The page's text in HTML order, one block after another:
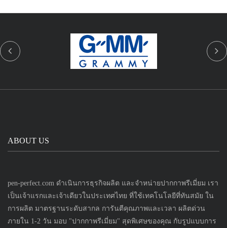
ABOUT US
pen-perfect.com ดำเนินการธุรกิจผลิต และจำหน่ายปากกาพรีเมี่ยม เรา
เป็นเจ้าแรกและเจ้าเดียวในประเทศไทย ที่ใช้เทคโนโลยีที่ทันสมัย ใน
การผลิต มาตรฐานระดับสากล การันตีคุณภาพและเวลา ผลิตด่วน
ภายใน 1-2 วัน มอบ "ปากกาพรีเมี่ยม" สุดพิเศษของคุณ กับรูปแบบการ